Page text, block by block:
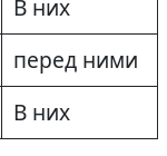
B них
перед ними
B них